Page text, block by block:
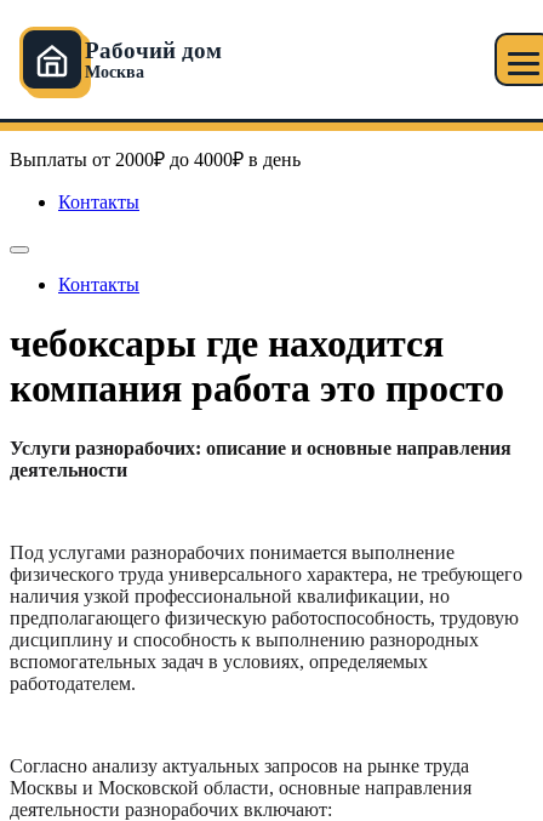
Рабочий дом
Москва
к
содержимому
Рабочий дом в Москве
Выплаты от 2000₽ до 4000₽ в день
Контакты
Контакты
чебоксары где находится
компания работа это просто
Услуги разнорабочих: описание и основные направления
деятельности
Под услугами разнорабочих понимается выполнение
физического труда универсального характера, не требующего
наличия узкой профессиональной квалификации, но
предполагающего физическую работоспособность, трудовую
дисциплину и способность к выполнению разнородных
вспомогательных задач в условиях, определяемых
работодателем.
Согласно анализу актуальных запросов на рынке труда
Москвы и Московской области, основные направления
деятельности разнорабочих включают: